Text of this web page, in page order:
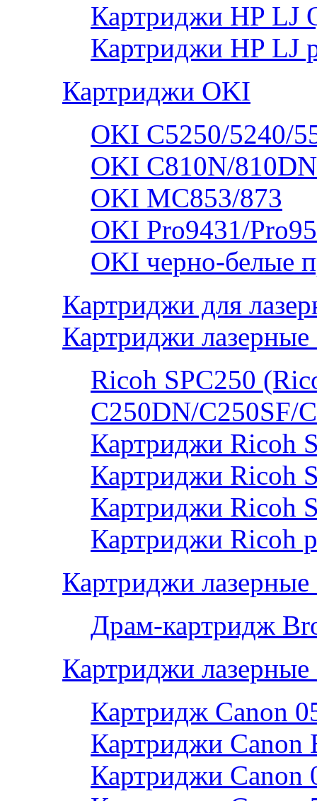
Картриджи HP LJ
Картриджи HP LJ
Картриджи OKI
OKI C5250/5240/
OKI C810N/
OKI MC853/873
OKI Pro9431/
OKI черно-белые
Картриджи для
Картриджи
Ricoh SPC250
C250DN/C250SF/
Картриджи Ricoh
Картриджи Ricoh
Картриджи Ricoh
Картриджи Ricoh
Картриджи
Драм-картридж
Картриджи лазерные
Картридж Canon
Картриджи Canon
Картриджи Canon